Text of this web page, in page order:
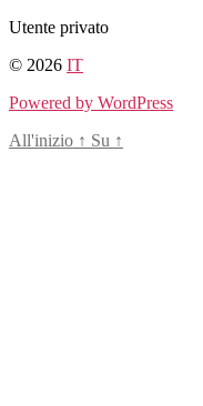
Salta
contenuto
Utente privato
© 2026 IT
Powered by WordPress
All'inizio ↑ Su ↑